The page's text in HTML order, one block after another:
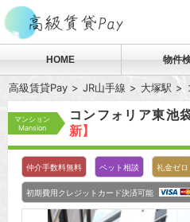
HOME 物件
高級賃貸Pay JR山手線 大塚駅
マンション
Mansion
コンフォリア東池
新】
仲介手数料無料 ペット相談 礼金ゼロ
初期費用クレジットカード決済可能